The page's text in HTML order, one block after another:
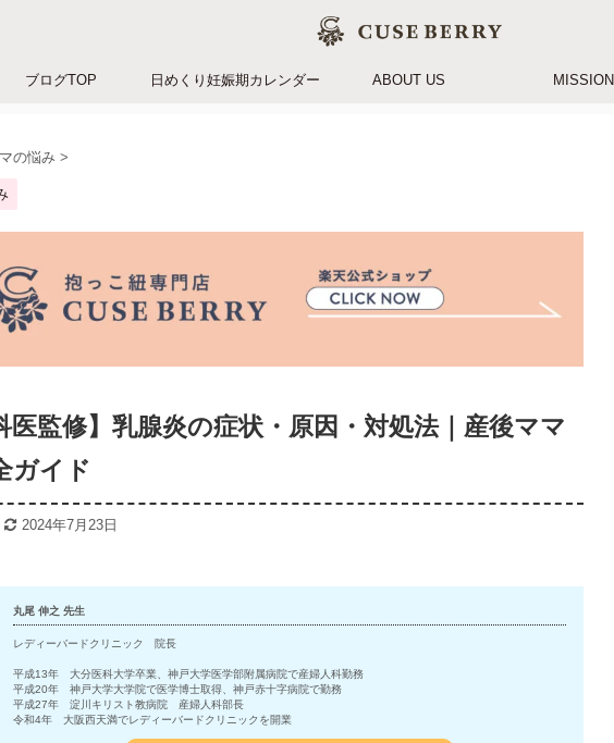
ブログTOP 日めくり妊娠期カレンダー ABOUT US MISSION
の悩み >
医監修】乳腺炎の症状・原因・対処法｜産後ママ
ガイド
2024年7月23日
丸尾 伸之 先生
レディーバードクリニック 院長
平成13年 大分医科大学卒業、神戸大学医学部附属病院で産婦人科勤務
平成20年 神戸大学大学院で医学博士取得、神戸赤十字病院で勤務
平成27年 淀川キリスト教病院 産婦人科部長
令和4年 大阪西天満でレディーバードクリニックを開業